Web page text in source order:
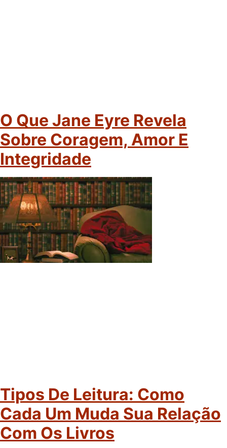
O Que Jane Eyre Revela
Sobre Coragem, Amor E
Integridade
Tipos De Leitura: Como
Cada Um Muda Sua Relação
Com Os Livros